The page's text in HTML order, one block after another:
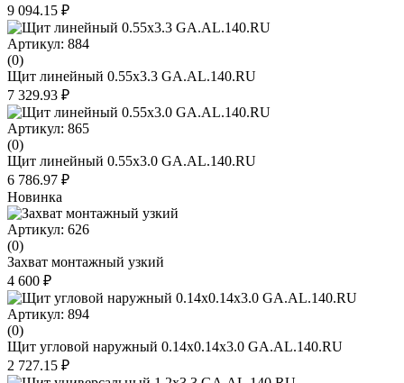
9 094.15 ₽
Артикул: 884
(0)
Щит линейный 0.55х3.3 GA.AL.140.RU
7 329.93 ₽
Артикул: 865
(0)
Щит линейный 0.55х3.0 GA.AL.140.RU
6 786.97 ₽
Новинка
Артикул: 626
(0)
Захват монтажный узкий
4 600 ₽
Артикул: 894
(0)
Щит угловой наружный 0.14х0.14х3.0 GA.AL.140.RU
2 727.15 ₽